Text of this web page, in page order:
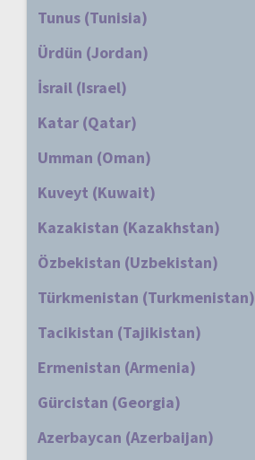
Tunus (Tunisia)
Ürdün (Jordan)
İsrail (Israel)
Katar (Qatar)
Umman (Oman)
Kuveyt (Kuwait)
Kazakistan (Kazakhstan)
Özbekistan (Uzbekistan)
Türkmenistan (Turkmenistan)
Tacikistan (Tajikistan)
Ermenistan (Armenia)
Gürcistan (Georgia)
Azerbaycan (Azerbaijan)